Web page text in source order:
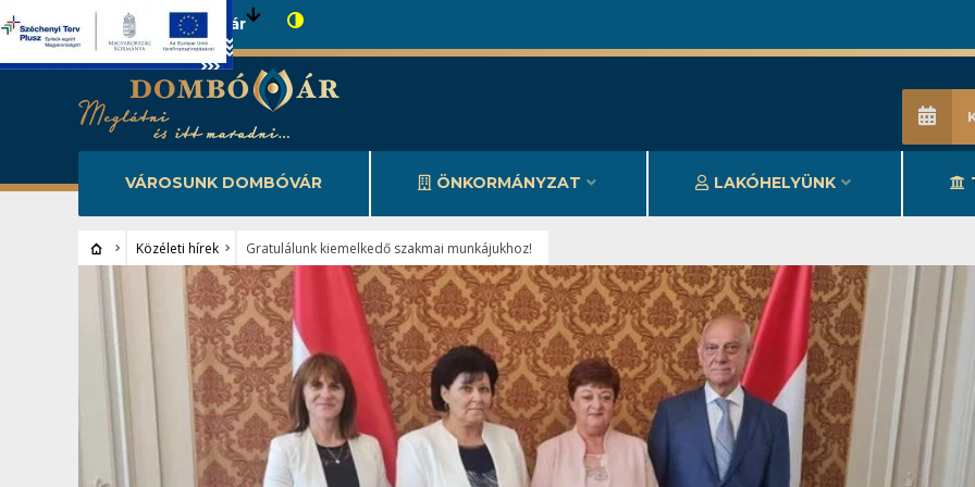
Városunk Dombóvár
VÁROSUNK DOMBÓVÁR ÖNKORMÁNYZAT LAKÓHELYÜNK
Közéleti hírek Gratulálunk kiemelkedő szakmai munkájukhoz!